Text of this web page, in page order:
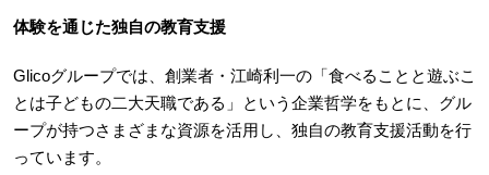
体験を通じた独自の教育支援
Glicoグループでは、創業者・江崎利一の「食べることと遊ぶこ
とは子どもの二大天職である」という企業哲学をもとに、グル
ープが持つさまざまな資源を活用し、独自の教育支援活動を行
っています。